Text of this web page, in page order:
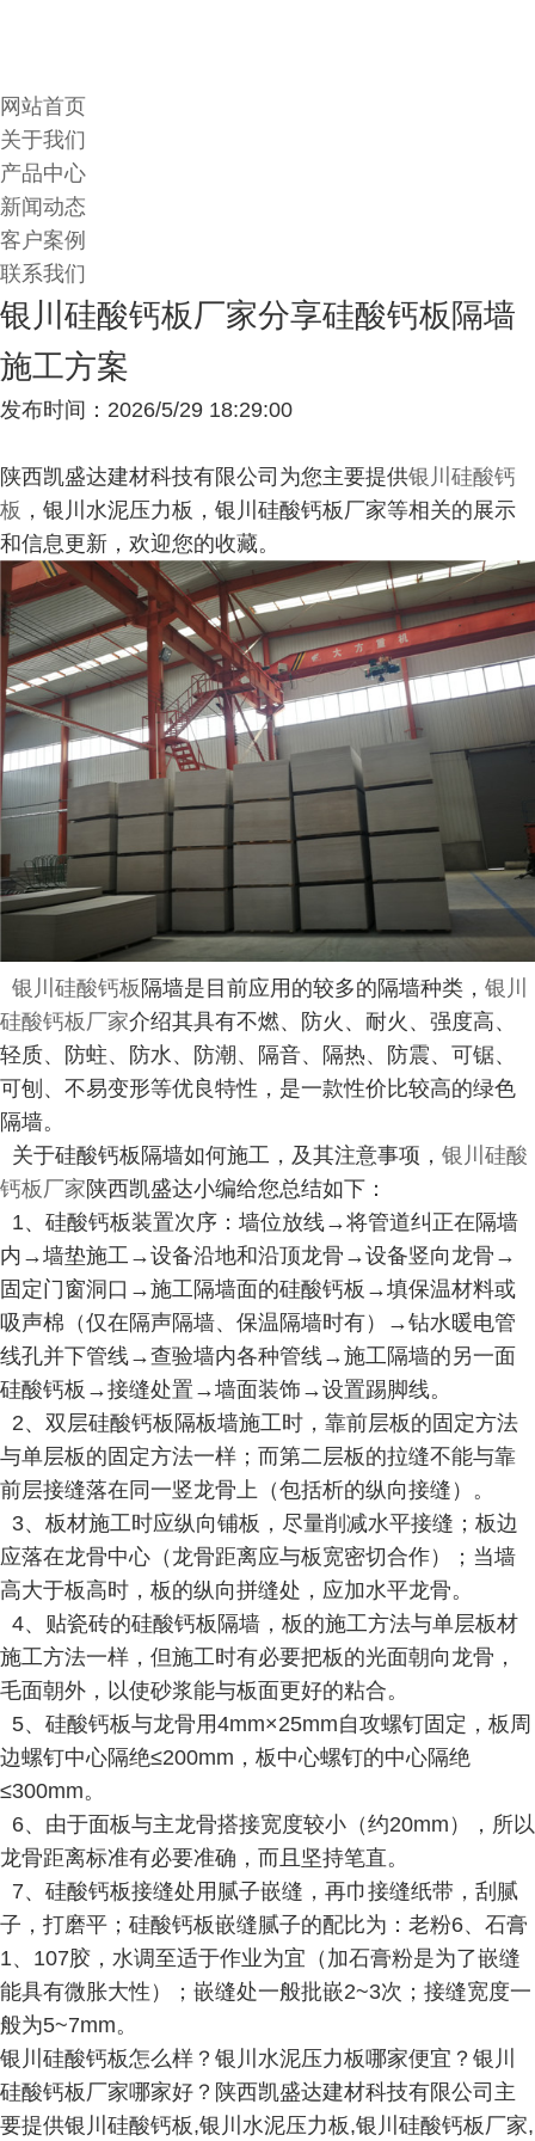
网站首页
关于我们
产品中心
新闻动态
客户案例
联系我们
银川硅酸钙板厂家分享硅酸钙板隔墙
施工方案
发布时间：2026/5/29 18:29:00
陕西凯盛达建材科技有限公司为您主要提供银川硅酸钙
板 ，银川水泥压力板，银川硅酸钙板厂家等相关的展示
和信息更新，欢迎您的收藏。
银川硅酸钙板 隔墙是目前应用的较多的隔墙种类， 银川
硅酸钙板厂家介绍其具有不燃、防火、耐火、强度高、
轻质、防蛀、防水、防潮、隔音、隔热、防震、可锯、
可刨、不易变形等优良特性，是一款性价比较高的绿色
隔墙。
关于硅酸钙板隔墙如何施工，及其注意事项， 银川硅酸
钙板厂家 陕西凯盛达小编给您总结如下：
1、硅酸钙板装置次序：墙位放线→将管道纠正在隔墙
内→墙垫施工→设备沿地和沿顶龙骨→设备竖向龙骨→
固定门窗洞口→施工隔墙面的硅酸钙板→填保温材料或
吸声棉（仅在隔声隔墙、保温隔墙时有）→钻水暖电管
线孔并下管线→查验墙内各种管线→施工隔墙的另一面
硅酸钙板→接缝处置→墙面装饰→设置踢脚线。
2、双层硅酸钙板隔板墙施工时，靠前层板的固定方法
与单层板的固定方法一样；而第二层板的拉缝不能与靠
前层接缝落在同一竖龙骨上（包括析的纵向接缝）。
3、板材施工时应纵向铺板，尽量削减水平接缝；板边
应落在龙骨中心（龙骨距离应与板宽密切合作）；当墙
高大于板高时，板的纵向拼缝处，应加水平龙骨。
4、贴瓷砖的硅酸钙板隔墙，板的施工方法与单层板材
施工方法一样，但施工时有必要把板的光面朝向龙骨，
毛面朝外，以使砂浆能与板面更好的粘合。
5、硅酸钙板与龙骨用4mm×25mm自攻螺钉固定，板周
边螺钉中心隔绝≤200mm，板中心螺钉的中心隔绝
≤300mm。
6、由于面板与主龙骨搭接宽度较小（约20mm），所以
龙骨距离标准有必要准确，而且坚持笔直。
7、硅酸钙板接缝处用腻子嵌缝，再巾接缝纸带，刮腻
子，打磨平；硅酸钙板嵌缝腻子的配比为：老粉6、石膏
1、107胶，水调至适于作业为宜（加石膏粉是为了嵌缝
能具有微胀大性）；嵌缝处一般批嵌2~3次；接缝宽度一
般为5~7mm。
银川硅酸钙板怎么样？银川水泥压力板哪家便宜？银川
硅酸钙板厂家哪家好？陕西凯盛达建材科技有限公司主
要提供银川硅酸钙板,银川水泥压力板,银川硅酸钙板厂家,